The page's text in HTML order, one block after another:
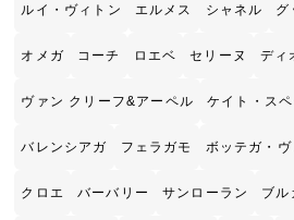
ルイ・ヴィトン エルメス シャネル グ
オメガ コーチ ロエベ セリーヌ ディ
ヴァン クリーフ&アーペル ケイト・ス
バレンシアガ フェラガモ ボッテガ・ヴ
クロエ バーバリー サンローラン ブル